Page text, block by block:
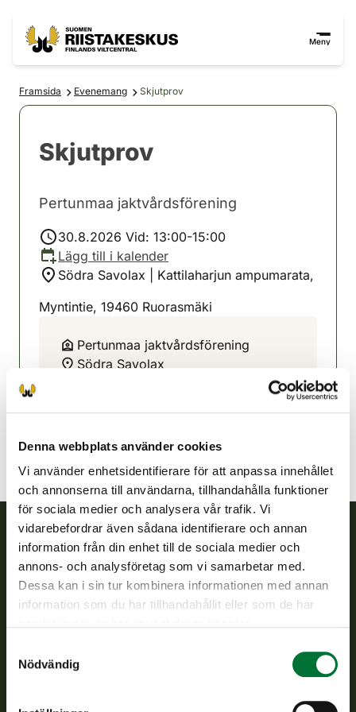
Denna webbplats använder cookies
Vi använder enhetsidentifierare för att anpassa innehållet
och annonserna till användarna, tillhandahålla funktioner
för sociala medier och analysera vår trafik. Vi
vidarebefordrar även sådana identifierare och annan
information från din enhet till de sociala medier och
annons- och analysföretag som vi samarbetar med.
Dessa kan i sin tur kombinera informationen med annan
information som du har tillhandahållit eller som de har
Nödvändig
Meny
Framsida Evenemang Skjutprov
Skjutprov
Pertunmaa jaktvårdsförening
30.8.2026 Vid: 13:00-15:00
Lägg till i kalender
Södra Savolax | Kattilaharjun ampumarata,
Myntintie, 19460 Ruorasmäki
Pertunmaa jaktvårdsförening
Södra Savolax
Finlands viltcentral
Finlands viltcentral främjar en hållbar vilthushållning, stöder
jaktvårdsföreningarnas verksamhet, ser till att viltpolitiken